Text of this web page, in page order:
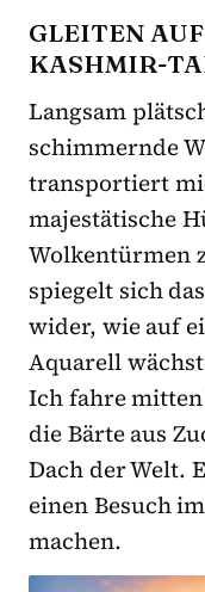
GLEITEN
KASHMIR-
Langsam
schimmernde
transportiert
majestätische
Wolkentürmen
spiegelt sich
wider, wie auf
Aquarell
Ich fahre
die Bärte aus
Dach der Welt.
einen Besuch im
machen.